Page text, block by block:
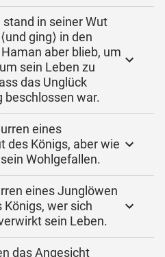
stand in seiner Wut
ging⟩ in den
aber blieb, um
sein Leben zu
das Unglück
beschlossen war.
eines
des Königs, aber wie
Wohlgefallen.
eines Junglöwen
Königs, wer sich
sein Leben.
das Angesicht